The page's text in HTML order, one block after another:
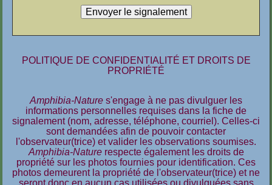
POLITIQUE DE CONFIDENTIALITÉ ET DROITS DE
PROPRIÉTÉ
Amphibia-Nature s'engage à ne pas divulguer les
informations personnelles requises dans la fiche de
signalement (nom, adresse, téléphone, courriel). Celles-ci
sont demandées afin de pouvoir contacter
l'observateur(trice) et valider les observations soumises.
Amphibia-Naturerespecte également les droits de
propriété sur les photos fournies pour identification. Ces
photos demeurent la propriété de l'observateur(trice) et ne
seront donc en aucun cas utilisées ou divulguées sans